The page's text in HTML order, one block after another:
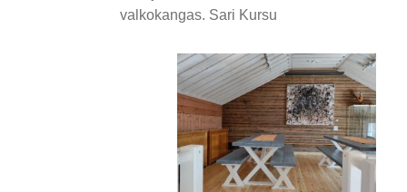
valkokangas. Sari Kursu